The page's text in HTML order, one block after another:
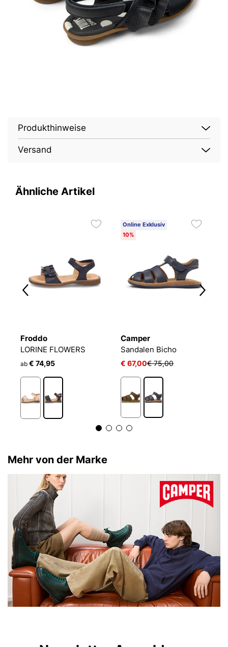
Produkthinweise
Versand
Ähnliche Artikel
Froddo
LORINE FLOWERS
ab € 74,95
Online Exklusiv
10%
Camper
Sandalen Bicho
€ 67,00€ 75,00
Mehr von der Marke